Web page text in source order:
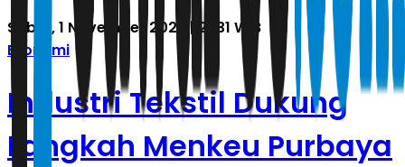
Sabtu, 1 November 2025 | 21.31 WIB
Ekonomi
Industri Tekstil Dukung
Langkah Menkeu Purbaya